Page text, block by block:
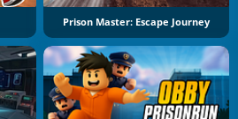
Prison Master: Escape Journey